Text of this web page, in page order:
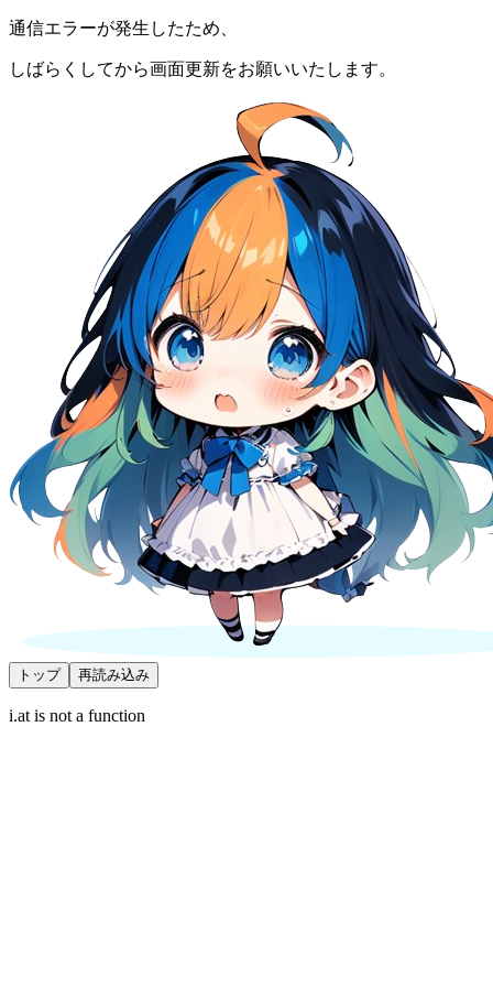
通信エラーが発生したため、
しばらくしてから画面更新をお願いいたします。
トップ 再読み込み
i.at is not a function